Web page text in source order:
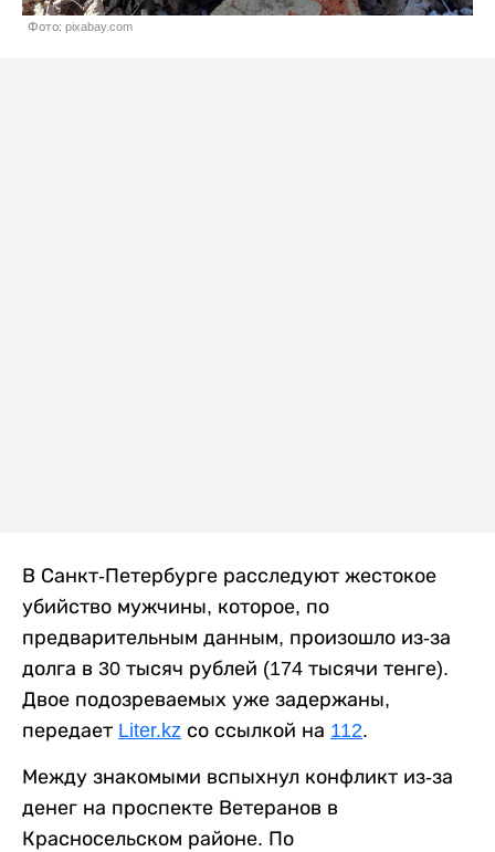
Фото: pixabay.com
В Санкт-Петербурге расследуют жестокое
убийство мужчины, которое, по
предварительным данным, произошло из-за
долга в 30 тысяч рублей (174 тысячи тенге).
Двое подозреваемых уже задержаны,
передает Liter.kz со ссылкой на 112.
Между знакомыми вспыхнул конфликт из-за
денег на проспекте Ветеранов в
Красносельском районе. По